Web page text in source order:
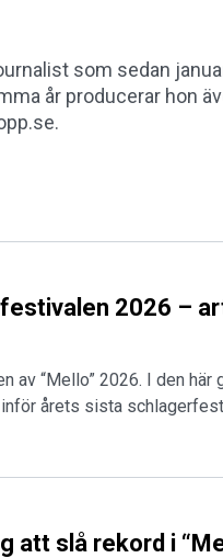
som sedan
år producerar hon
2026 –
av “Mello” 2026. I den här
årets sista
att slå rekord i